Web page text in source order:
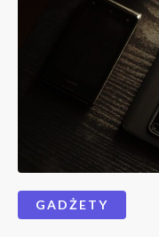
GADŻETY